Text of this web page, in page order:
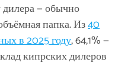
— обычно
папка. Из40
в 2025 году, 64,1% —
кипрских дилеров